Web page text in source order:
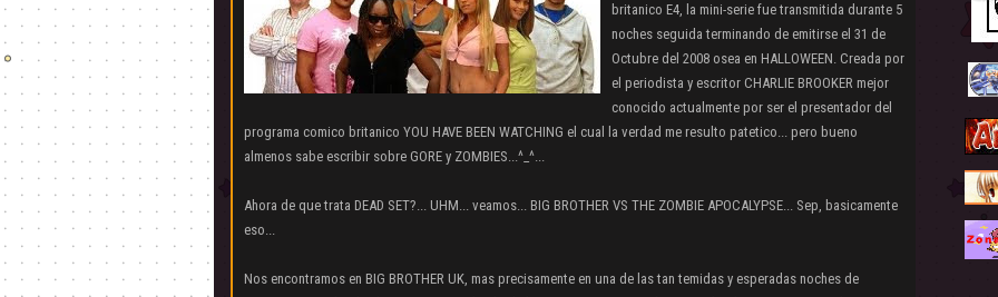
britanico E4, la mini-serie fue transmitida durante 5
noches seguida terminando de emitirse el 31 de
Octubre del 2008 osea en HALLOWEEN. Creada por
el periodista y escritor CHARLIE BROOKER mejor
conocido actualmente por ser el presentador del
programa comico britanico YOU HAVE BEEN WATCHING el cual la verdad me resulto patetico... pero bueno
almenos sabe escribir sobre GORE y ZOMBIES...^_^...
Ahora de que trata DEAD SET?... UHM... veamos... BIG BROTHER VS THE ZOMBIE APOCALYPSE... Sep, basicamente
eso...
Nos encontramos en BIG BROTHER UK, mas precisamente en una de las tan temidas y esperadas noches de